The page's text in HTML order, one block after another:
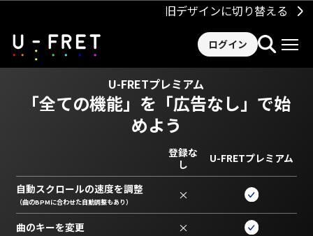
旧デザインに切り替える
ログイン
U-FRETプレミアム
「全ての機能」を 「広告なし」で始
めよう
登録な
し
U-FRETプレミアム
自動スクロールの速度を調整
（曲のBPMに合わせた自動調整もあり） ×
曲のキーを変更 ×